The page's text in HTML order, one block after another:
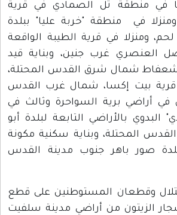
في منطقة تل الصمادي في قرية
ومنزلا في منطقة "خربة عليا" ببلدة
ومنزلا في قرية الطيبة الواقعة
العنصري غرب جنين، وبناية قيد
شعفاط شمال شرق القدس المحتلة،
بيت إكسا، شمال غرب القدس
في أراضي برية السواحرة وثالث في
البدوي بالأراضي التابعة لبلدة أبو
المحتلة، وبناية سكنية مكونة
صور باهر جنوب مدينة القدس
وقطعان المستوطنين على قطع
الزيتون من أراضي مدينة سلفيت